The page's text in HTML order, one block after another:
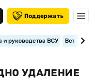
Поддержать
и руководства ВСУ
УДАЛЕНИЕ